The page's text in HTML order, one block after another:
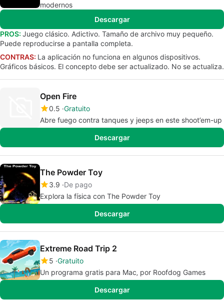
modernos
Descargar
PROS: Juego clásico. Adictivo. Tamaño de archivo muy pequeño.
Puede reproducirse a pantalla completa.
CONTRAS: La aplicación no funciona en algunos dispositivos.
Gráficos básicos. El concepto debe ser actualizado. No se actualiza.
Open Fire
0.5 Gratuito
Abre fuego contra tanques y jeeps en este shoot’em-up
Descargar
The Powder Toy
3.9 De pago
Explora la física con The Powder Toy
Descargar
Extreme Road Trip 2
5 Gratuito
Un programa gratis para Mac‚ por Roofdog Games
Descargar